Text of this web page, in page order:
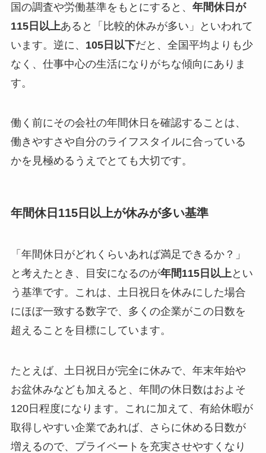
国の調査や労働基準をもとにすると、 年間休日が
115日以上あると「比較的休みが多い」といわれて
います。逆に、 105日以下だと、全国平均よりも少
なく、仕事中心の生活になりがちな傾向にありま
す。
働く前にその会社の年間休日を確認することは、
働きやすさや自分のライフスタイルに合っている
かを見極めるうえでとても大切です。
年間休日115日以上が休みが多い基準
「年間休日がどれくらいあれば満足できるか？」
と考えたとき、目安になるのが年間115日以上 とい
う基準です。これは、土日祝日を休みにした場合
にほぼ一致する数字で、多くの企業がこの日数を
超えることを目標にしています。
たとえば、土日祝日が完全に休みで、年末年始や
お盆休みなども加えると、年間の休日数はおよそ
120日程度になります。これに加えて、有給休暇が
取得しやすい企業であれば、さらに休める日数が
増えるので、プライベートを充実させやすくなり